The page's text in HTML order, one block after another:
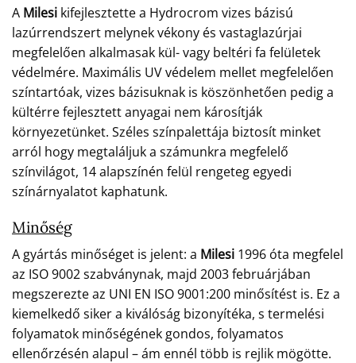
A Milesi kifejlesztette a Hydrocrom vizes bázisú
lazúrrendszert melynek vékony és vastaglazúrjai
megfelelően alkalmasak kül- vagy beltéri fa felületek
védelmére. Maximális UV védelem mellet megfelelően
színtartóak, vizes bázisuknak is köszönhetően pedig a
kültérre fejlesztett anyagai nem károsítják
környezetünket. Széles színpalettája biztosít minket
arról hogy megtaláljuk a számunkra megfelelő
színvilágot, 14 alapszínén felül rengeteg egyedi
színárnyalatot kaphatunk.
Minőség
A gyártás minőséget is jelent: a Milesi 1996 óta megfelel
az ISO 9002 szabványnak, majd 2003 februárjában
megszerezte az UNI EN ISO 9001:200 minősítést is. Ez a
kiemelkedő siker a kiválóság bizonyítéka, s termelési
folyamatok minőségének gondos, folyamatos
ellenőrzésén alapul – ám ennél több is rejlik mögötte.